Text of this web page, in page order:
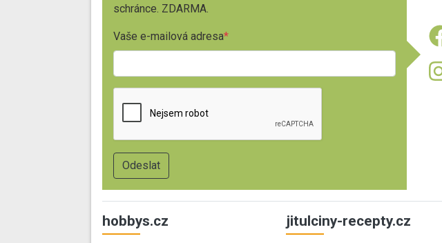
schránce. ZDARMA.
Vaše e-mailová adresa
hobbys.cz jitulciny-recepty.cz